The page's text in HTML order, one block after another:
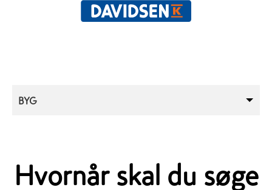
BYG
Hvornår skal du søge